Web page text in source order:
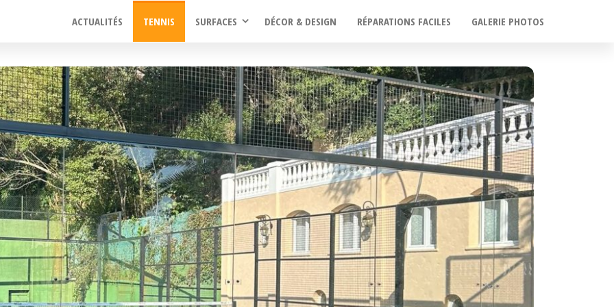
ACTUALITÉS TENNIS SURFACES DÉCOR & DESIGN RÉPARATIONS FACILES GALERIE PHOTOS